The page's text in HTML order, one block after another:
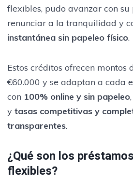
flexibles, pudo avanzar con su
renunciar a la tranquilidad y
instantánea sin papeleo físico.
Estos créditos ofrecen montos
€60.000 y se adaptan a cada
con 100% online y sin papeleo
y tasas competitivas y
transparentes.
¿Qué son los
flexibles?